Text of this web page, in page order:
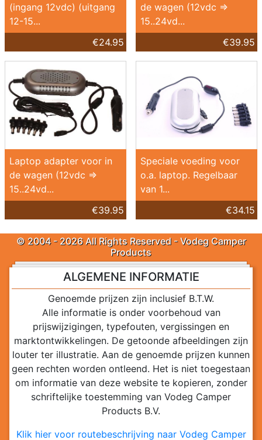
(ingang 12vdc) (uitgang
12-15...
€24.95
de wagen (12vdc =>
15..24vd...
€39.95
Laptop adapter voor in
de wagen (12vdc =>
15..24vd...
€39.95
Speciale voeding voor
o.a. laptop. Regelbaar
van 1...
€34.15
© 2004 - 2026 All Rights Reserved - Vodeg Camper
Products
ALGEMENE INFORMATIE
Genoemde prijzen zijn inclusief B.T.W.
Alle informatie is onder voorbehoud van
prijswijzigingen, typefouten, vergissingen en
marktontwikkelingen. De getoonde afbeeldingen zijn
louter ter illustratie. Aan de genoemde prijzen kunnen
geen rechten worden ontleend. Het is niet toegestaan
om informatie van deze website te kopieren, zonder
schriftelijke toestemming van Vodeg Camper
Products B.V.
Klik hier voor routebeschrijving naar Vodeg Camper